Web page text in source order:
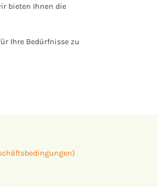
bieten Ihnen die
Ihre Bedürfnisse zu